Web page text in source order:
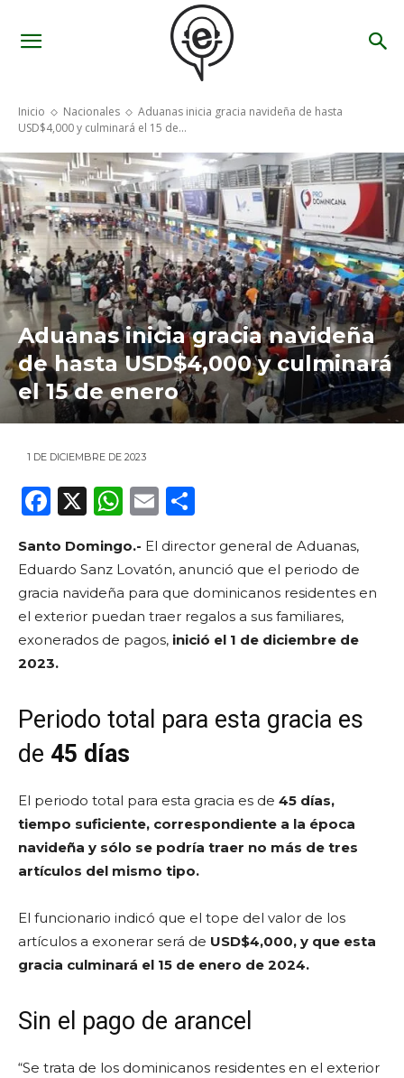
Inicio Nacionales
Aduanas inicia gracia navideña de hasta
USD$4,000 y culminará el 15 de...
Aduanas inicia gracia navideña
de hasta USD$4,000 y culminará
el 15 de enero
1 DE DICIEMBRE DE 2023
F
c
e
b
o
o
k
X
W
a
ts
A
p
E
ai
l
m
p
ar
ti
Santo Domingo.- El director general de Aduanas,
Eduardo Sanz Lovatón, anunció que el periodo de
gracia navideña para que dominicanos residentes en
el exterior puedan traer regalos a sus familiares,
exonerados de pagos, inició el 1 de diciembre de
2023.
Periodo total para esta gracia es
de 45 días
El periodo total para esta gracia es de 45 días,
tiempo suficiente, correspondiente a la época
navideña y sólo se podría traer no más de tres
artículos del mismo tipo.
El funcionario indicó que el tope del valor de los
artículos a exonerar será de USD$4,000, y que esta
gracia culminará el 15 de enero de 2024.
Sin el pago de arancel
“Se trata de los dominicanos residentes en el exterior